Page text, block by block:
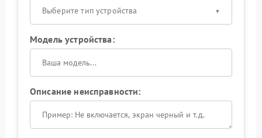
Выберите тип устройства
Модель устройства:
Описание неисправности: